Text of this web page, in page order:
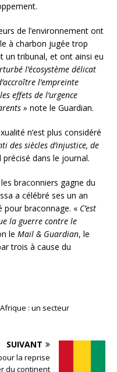
de l’environnement ont
à charbon jugée trop
un tribunal, et ont ainsi eu
l’écosystème délicat
l’empreinte
effets de l’urgence
» note le Guardian.
n’est plus considéré
des siècles d’injustice, de
précisé dans le journal.
braconniers gagne du
a célébré ses un an
pour braconnage. « C’est
la guerre contre le
le Mail & Guardian, le
trois à cause du
: un secteur
SUIVANT
la reprise
du continent